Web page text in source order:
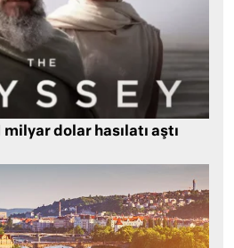
milyar dolar hasılatı aştı